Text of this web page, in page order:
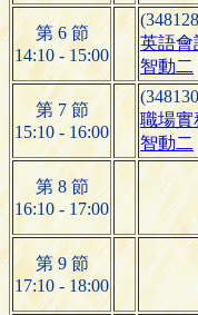
第 6 節
14:10 - 15:00
英語會
智動二
第 7 節
15:10 - 16:00
職場實
智動二
第 8 節
16:10 - 17:00
第 9 節
17:10 - 18:00